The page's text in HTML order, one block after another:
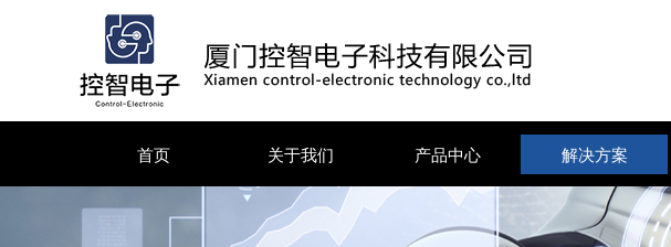
首页 关于我们 产品中心 解决方案